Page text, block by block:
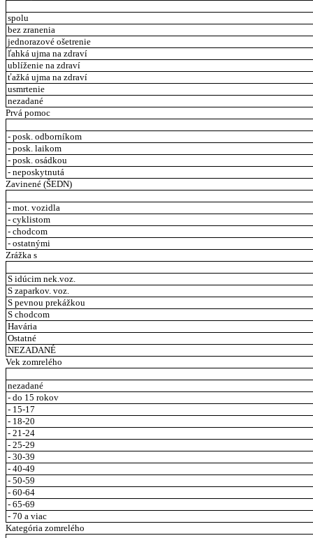
spolu
bez zranenia
jednorazové ošetrenie
ľahká ujma na zdraví
ublíženie na zdraví
ťažká ujma na zdraví
usmrtenie
nezadané
Prvá pomoc
- posk. odborníkom
- posk. laikom
- posk. osádkou
- neposkytnutá
Zavinené (ŠEDN)
- mot. vozidla
- cyklistom
- chodcom
- ostatnými
Zrážka s
S idúcim nek.voz.
S zaparkov. voz.
S pevnou prekážkou
S chodcom
Havária
Ostatné
NEZADANÉ
Vek zomrelého
nezadané
- do 15 rokov
- 15-17
- 18-20
- 21-24
- 25-29
- 30-39
- 40-49
- 50-59
- 60-64
- 65-69
- 70 a viac
Kategória zomrelého